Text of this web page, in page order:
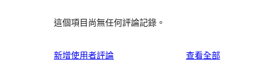
這個項目尚無任何評論記錄。
新增使用者評論 查看全部使